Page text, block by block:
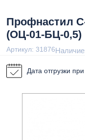
Профнастил
(ОЦ-01-БЦ-0,5)
Артикул: 31876
Дата отгрузки